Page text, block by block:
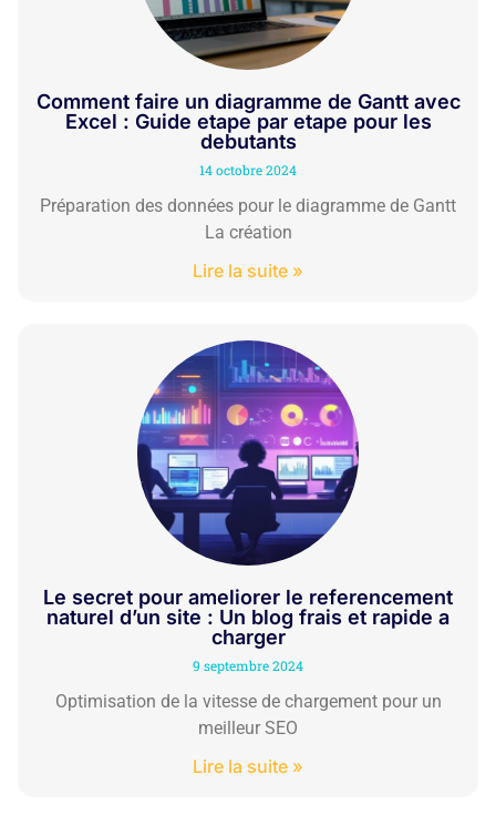
Comment faire un diagramme de Gantt avec
Excel : Guide etape par etape pour les
debutants
14 octobre 2024
Préparation des données pour le diagramme de Gantt
La création
Lire la suite »
Le secret pour ameliorer le referencement
naturel d’un site : Un blog frais et rapide a
charger
9 septembre 2024
Optimisation de la vitesse de chargement pour un
meilleur SEO
Lire la suite »